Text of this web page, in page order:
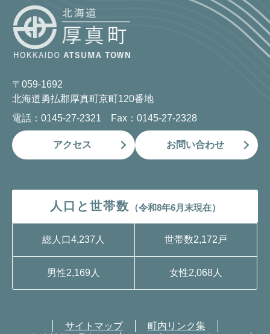
〒059-1692
北海道勇払郡厚真町京町120番地
電話：0145-27-2321 Fax：0145-27-2328
アクセス お問い合わせ
人口と世帯数 （令和8年6月末現在）
総人口4,237人 世帯数2,172戸
男性2,169人 女性2,068人
サイトマップ
町内リンク集